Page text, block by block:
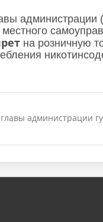
администрации
на розничную
администрации